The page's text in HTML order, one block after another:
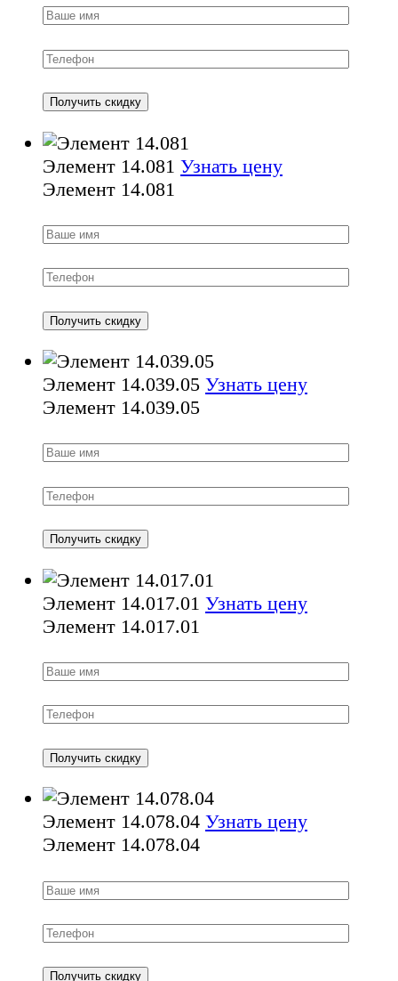
Элемент 14.081 Узнать цену
Элемент 14.081
Элемент 14.039.05 Узнать цену
Элемент 14.039.05
Элемент 14.017.01 Узнать цену
Элемент 14.017.01
Элемент 14.078.04 Узнать цену
Элемент 14.078.04